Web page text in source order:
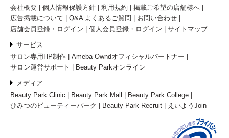
会社概要
個人情報保護方針 利用規約
掲載ご希望の店舗様へ
広告掲載について
Q&A よくあるご質問
お問い合わせ
店舗会員登録・ログイン
個人会員登録・ログイン サイトマップ
サービス
サロン専用HP制作
Ameba Owndオフィシャルパートナー
サロン運営サポート
Beauty Parkオンライン
メディア
Beauty Park Clinic
Beauty Park Mall
Beauty Park College
ひみつのビューティーパーク
Beauty Park Recruit えいようJoin